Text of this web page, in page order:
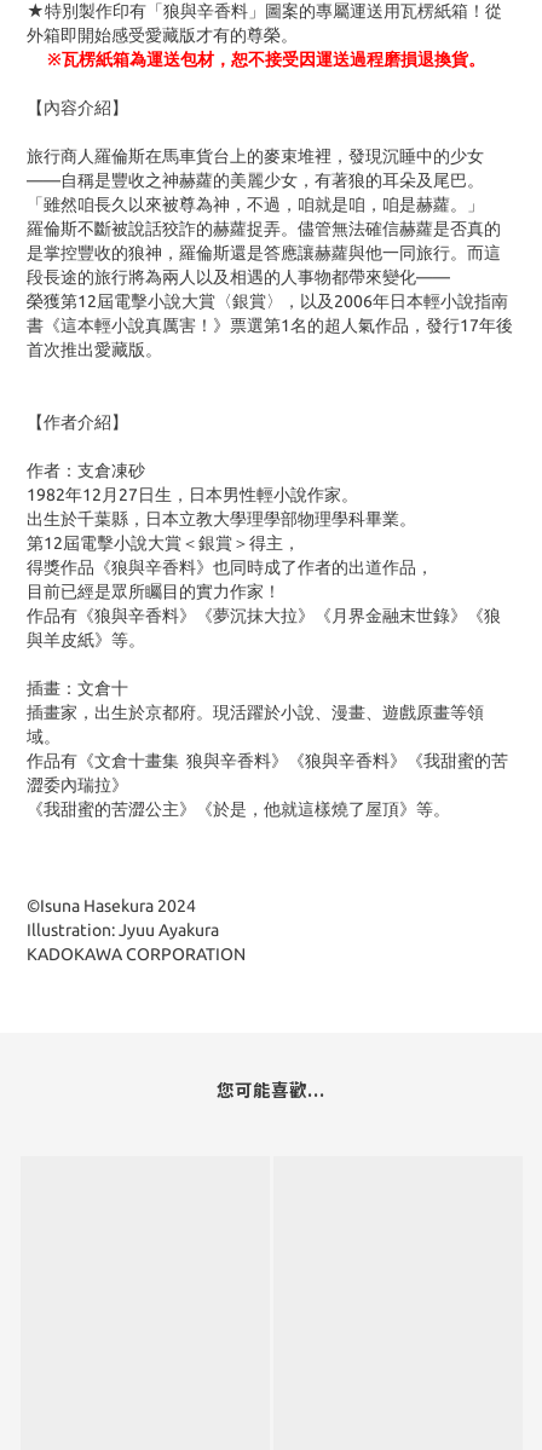
★特別製作印有「狼與辛香料」圖案的專屬運送用瓦楞紙箱！從
外箱即開始感受愛藏版才有的尊榮。
※瓦楞紙箱為運送包材，恕不接受因運送過程磨損退換貨。
【內容介紹】
旅行商人羅倫斯在馬車貨台上的麥束堆裡，發現沉睡中的少女
——自稱是豐收之神赫蘿的美麗少女，有著狼的耳朵及尾巴。
「雖然咱長久以來被尊為神，不過，咱就是咱，咱是赫蘿。」
羅倫斯不斷被說話狡詐的赫蘿捉弄。儘管無法確信赫蘿是否真的
是掌控豐收的狼神，羅倫斯還是答應讓赫蘿與他一同旅行。而這
段長途的旅行將為兩人以及相遇的人事物都帶來變化——
榮獲第12屆電擊小說大賞〈銀賞〉，以及2006年日本輕小說指南
書《這本輕小說真厲害！》票選第1名的超人氣作品，發行17年後
首次推出愛藏版。
【作者介紹】
作者：支倉凍砂
1982年12月27日生，日本男性輕小說作家。
出生於千葉縣，日本立教大學理學部物理學科畢業。
第12屆電擊小說大賞＜銀賞＞得主，
得獎作品《狼與辛香料》也同時成了作者的出道作品，
目前已經是眾所矚目的實力作家！
作品有《狼與辛香料》《夢沉抹大拉》《月界金融末世錄》《狼
與羊皮紙》等。
插畫：文倉十
插畫家，出生於京都府。現活躍於小說、漫畫、遊戲原畫等領
域。
作品有《文倉十畫集 狼與辛香料》《狼與辛香料》《我甜蜜的苦
澀委內瑞拉》
《我甜蜜的苦澀公主》《於是，他就這樣燒了屋頂》等。
©Isuna Hasekura 2024
Illustration: Jyuu Ayakura
KADOKAWA CORPORATION
您可能喜歡...